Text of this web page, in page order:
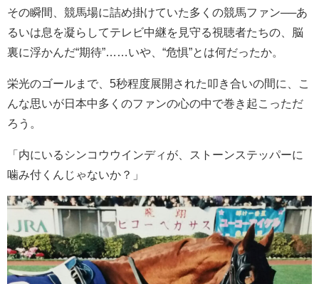
その瞬間、競馬場に詰め掛けていた多くの競馬ファン──あ
るいは息を凝らしてテレビ中継を見守る視聴者たちの、脳
裏に浮かんだ“期待”……いや、“危惧”とは何だったか。
栄光のゴールまで、5秒程度展開された叩き合いの間に、こ
んな思いが日本中多くのファンの心の中で巻き起こっただ
ろう。
「内にいるシンコウウインディが、ストーンステッパーに
噛み付くんじゃないか？」